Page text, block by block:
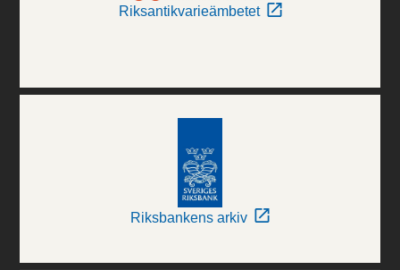
Riksantikvarieämbetet
Riksbankens arkiv